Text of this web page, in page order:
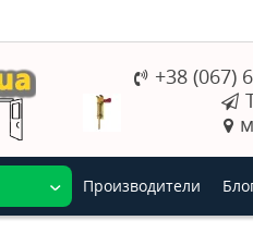
+38 (067)
Производители